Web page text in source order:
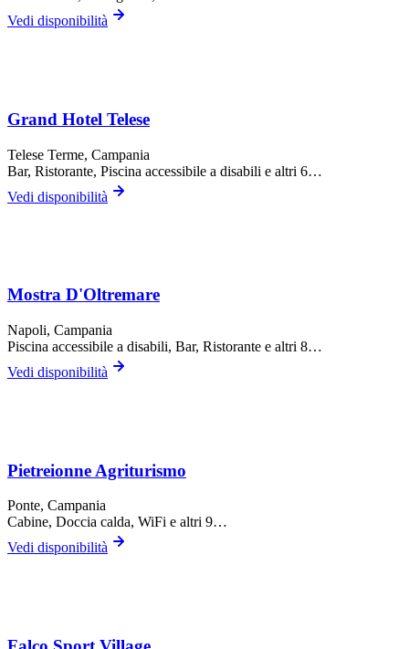
Vedi disponibilità
Grand Hotel Telese
Telese Terme, Campania
Bar, Ristorante, Piscina accessibile a disabili e altri 6…
Vedi disponibilità
Mostra D'Oltremare
Napoli, Campania
Piscina accessibile a disabili, Bar, Ristorante e altri 8…
Vedi disponibilità
Pietreionne Agriturismo
Ponte, Campania
Cabine, Doccia calda, WiFi e altri 9…
Vedi disponibilità